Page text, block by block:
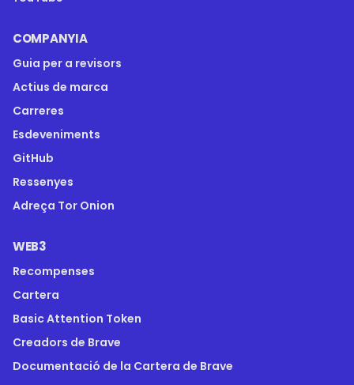
COMPANYIA
Guia per a revisors
Actius de marca
Carreres
Esdeveniments
GitHub
Ressenyes
Adreça Tor Onion
WEB3
Recompenses
Cartera
Basic Attention Token
Creadors de Brave
Documentació de la Cartera de Brave